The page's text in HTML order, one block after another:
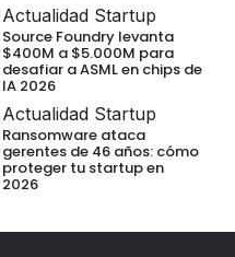
Actualidad Startup
Source Foundry levanta
$400M a $5.000M para
desafiar a ASML en chips de
IA 2026
Actualidad Startup
Ransomware ataca
gerentes de 46 años: cómo
proteger tu startup en
2026